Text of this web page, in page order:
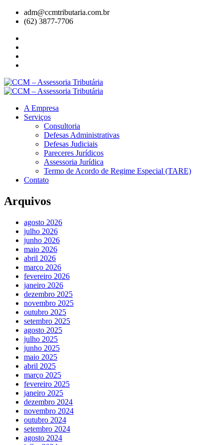
adm@ccmtributaria.com.br
(62) 3877-7706
A Empresa
Serviços
Consultoria
Defesas Administrativas
Defesas Judiciais
Pareceres Jurídicos
Assessoria Jurídica
Termo de Acordo de Regime Especial (TARE)
Contato
Arquivos
agosto 2026
julho 2026
junho 2026
maio 2026
abril 2026
março 2026
fevereiro 2026
janeiro 2026
dezembro 2025
novembro 2025
outubro 2025
setembro 2025
agosto 2025
julho 2025
junho 2025
maio 2025
abril 2025
março 2025
fevereiro 2025
janeiro 2025
dezembro 2024
novembro 2024
outubro 2024
setembro 2024
agosto 2024